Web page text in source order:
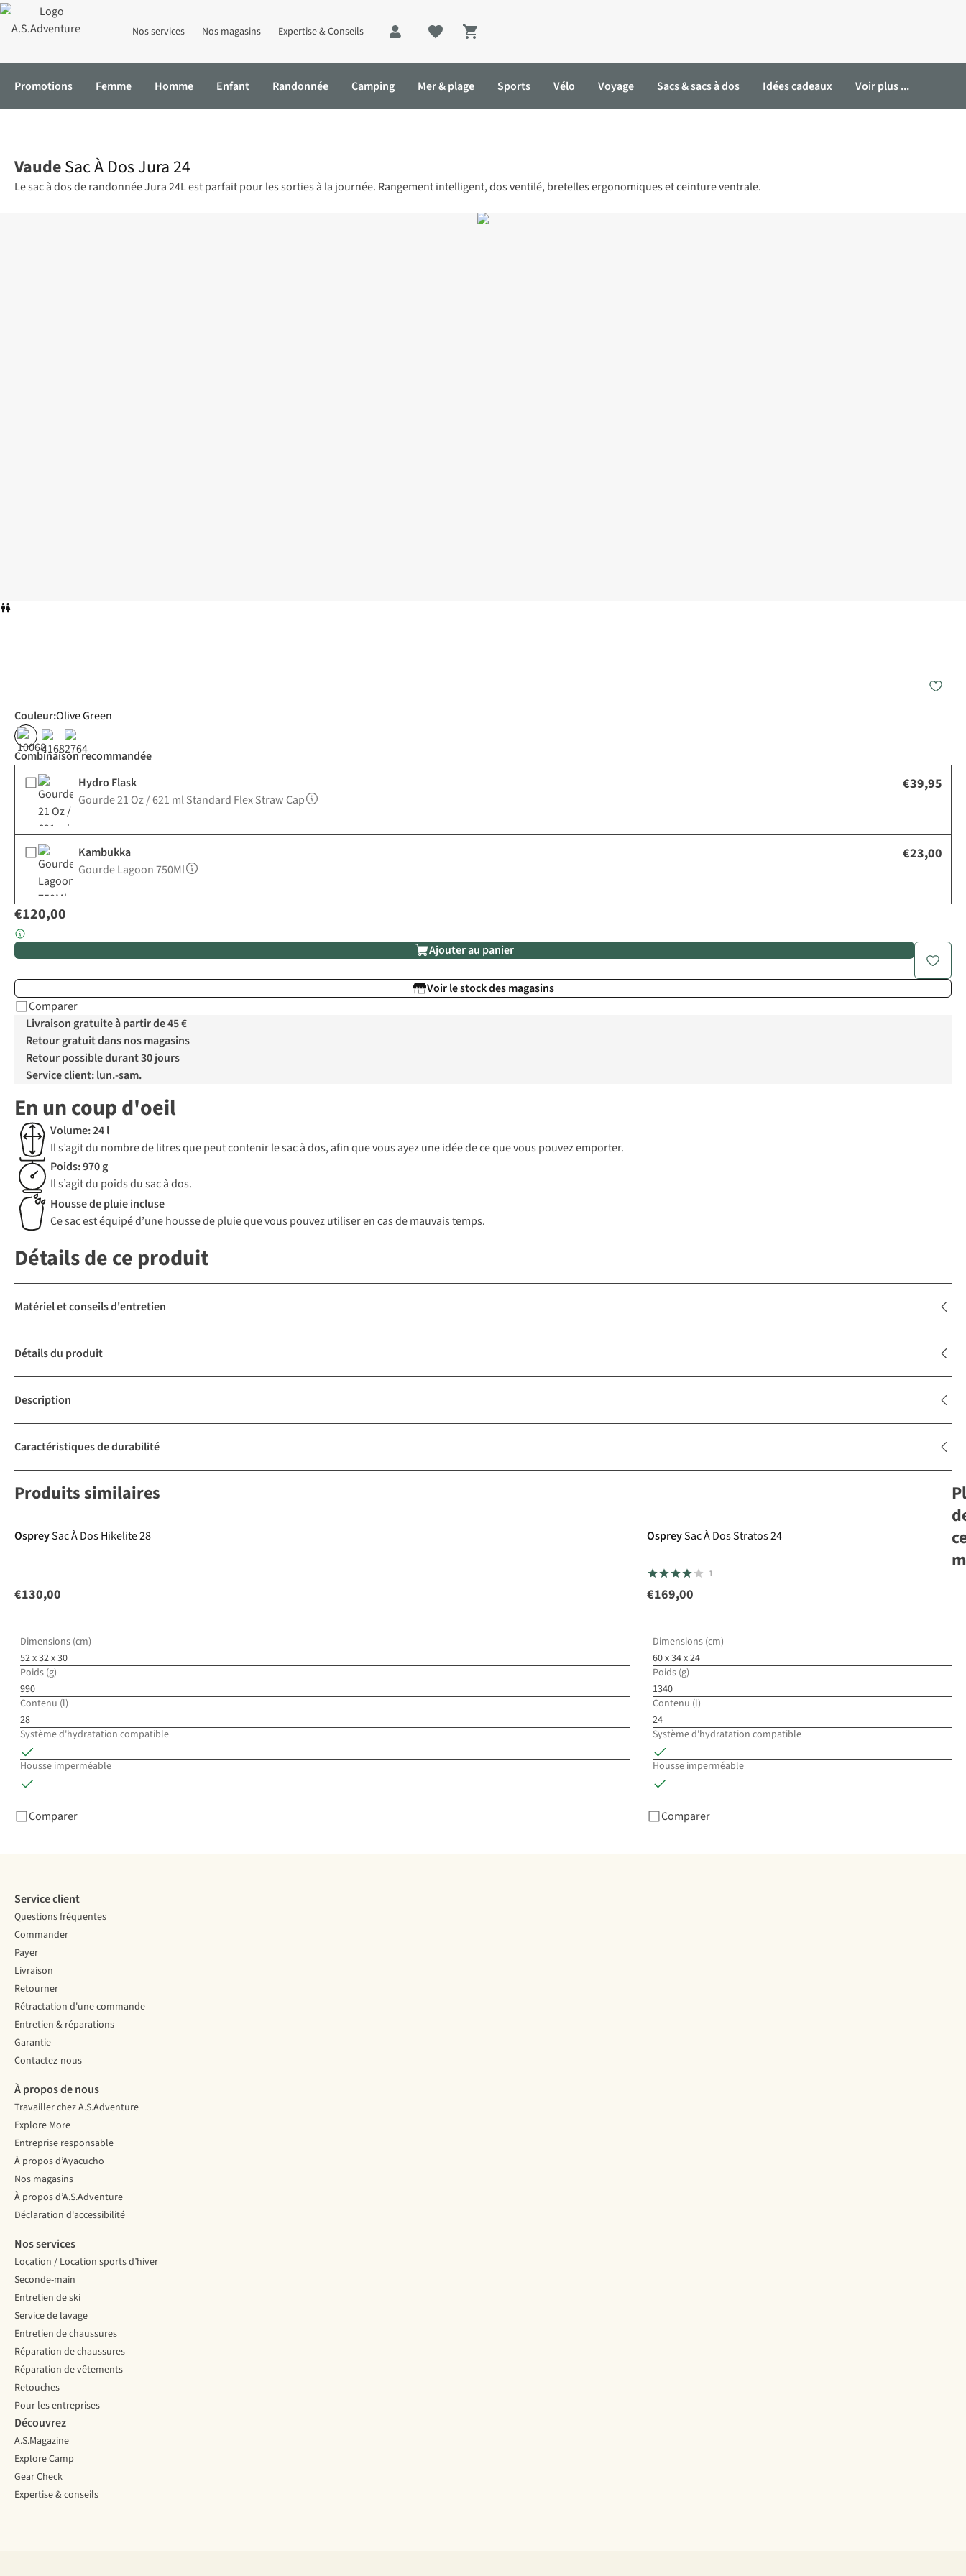
Nos services Nos magasins Expertise & Conseils
Shopping cart
Promotions Femme Homme Enfant Randonnée Camping Mer & plage Sports Vélo Voyage Sacs & sacs à dos Idées cadeaux Voir plus ...
VaudeSac À Dos Jura 24
Le sac à dos de randonnée Jura 24L est parfait pour les sorties à la journée. Rangement intelligent, dos ventilé, bretelles ergonomiques et ceinture ventrale.
Couleur:Olive Green
Combinaison recommandée
Hydro Flask
Gourde 21 Oz / 621 ml Standard Flex Straw Cap
€39,95
Kambukka
Gourde Lagoon 750Ml
€23,00
€120,00
Ajouter au panier
Voir le stock des magasins
Comparer
Livraison gratuite à partir de 45 €
Retour gratuit dans nos magasins
Retour possible durant 30 jours
Service client: lun.-sam.
En un coup d'oeil
Volume: 24 l
Il s’agit du nombre de litres que peut contenir le sac à dos, afin que vous ayez une idée de ce que vous pouvez emporter.
Poids: 970 g
Il s’agit du poids du sac à dos.
Housse de pluie incluse
Ce sac est équipé d’une housse de pluie que vous pouvez utiliser en cas de mauvais temps.
Détails de ce produit
Matériel et conseils d'entretien
Détails du produit
Description
Caractéristiques de durabilité
Produits similaires
OspreySac À Dos Hikelite 28
€130,00
Dimensions (cm)
52 x 32 x 30
Poids (g)
990
Contenu (l)
28
Système d'hydratation compatible
Housse imperméable
Comparer
OspreySac À Dos Stratos 24
1
€169,00
Dimensions (cm)
60 x 34 x 24
Poids (g)
1340
Contenu (l)
24
Système d'hydratation compatible
Housse imperméable
Comparer
Service client
Questions fréquentes
Commander
Payer
Livraison
Retourner
Rétractation d'une commande
Entretien & réparations
Garantie
Contactez-nous
À propos de nous
Travailler chez A.S.Adventure
Explore More
Entreprise responsable
À propos d’Ayacucho
Nos magasins
À propos d’A.S.Adventure
Déclaration d'accessibilité
Nos services
Location / Location sports d’hiver
Seconde-main
Entretien de ski
Service de lavage
Entretien de chaussures
Réparation de chaussures
Réparation de vêtements
Retouches
Pour les entreprises
Découvrez
A.S.Magazine
Explore Camp
Gear Check
Expertise & conseils